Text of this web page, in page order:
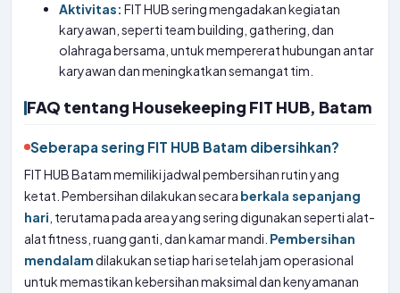
Aktivitas: FIT HUB sering mengadakan kegiatan
karyawan, seperti team building, gathering, dan
olahraga bersama, untuk mempererat hubungan antar
karyawan dan meningkatkan semangat tim.
FAQ tentang Housekeeping FIT HUB, Batam
Seberapa sering FIT HUB Batam dibersihkan?
FIT HUB Batam memiliki jadwal pembersihan rutin yang
ketat. Pembersihan dilakukan secara berkala sepanjang
hari , terutama pada area yang sering digunakan seperti alat-
alat fitness, ruang ganti, dan kamar mandi. Pembersihan
mendalamdilakukan setiap hari setelah jam operasional
untuk memastikan kebersihan maksimal dan kenyamanan